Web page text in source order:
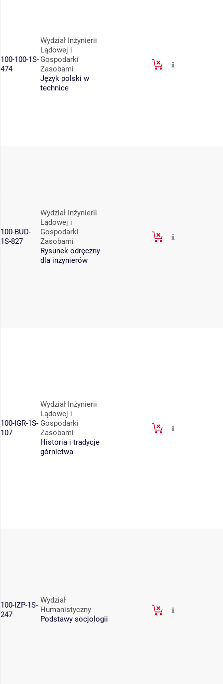
100-100-1S-
474
Wydział Inżynierii
Lądowej i
Gospodarki
Zasobami
Język polski w
technice
100-BUD-
1S-827
Wydział Inżynierii
Lądowej i
Gospodarki
Zasobami
Rysunek odręczny
dla inżynierów
100-IGR-1S-
107
Wydział Inżynierii
Lądowej i
Gospodarki
Zasobami
Historia i tradycje
górnictwa
100-IZP-1S-
247
Wydział
Humanistyczny
Podstawy socjologii